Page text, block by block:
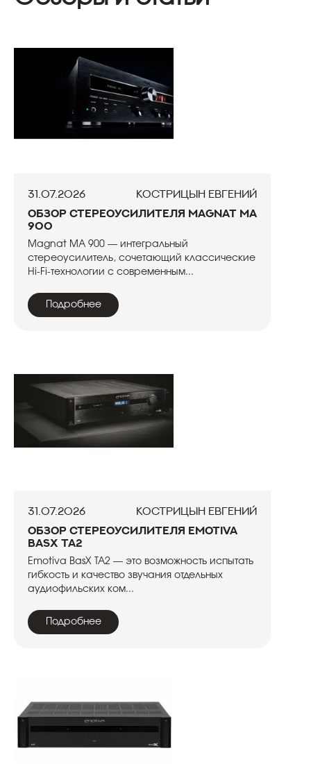
31.07.2026
Кострицын Евгений
Обзор стереоусилителя Magnat MA
900
Magnat MA 900 — интегральный
стереоусилитель, сочетающий классические
Hi-Fi-технологии с современным...
Подробнее
31.07.2026
Кострицын Евгений
Обзор стереоусилителя Emotiva
BasX TA2
Emotiva BasX TA2 — это возможность испытать
гибкость и качество звучания отдельных
аудиофильских ком...
Подробнее